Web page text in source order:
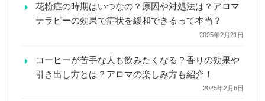
花粉症の時期はいつなの？原因や対処法は？アロマ
テラピーの効果で症状を緩和できるって本当？
2025年2月21日
コーヒーが苦手な人も飲みたくなる？香りの効果や
引き出し方とは？アロマの楽しみ方も紹介！
2025年2月6日